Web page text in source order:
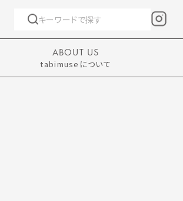
ABOUT US
tabimuseについて